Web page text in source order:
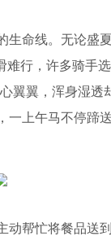
命线。无论盛
行，许多骑手
翼翼，浑身湿
上午马不停蹄
帮忙将餐品送